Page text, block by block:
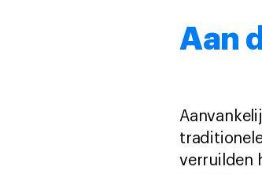
Aan
verruilden